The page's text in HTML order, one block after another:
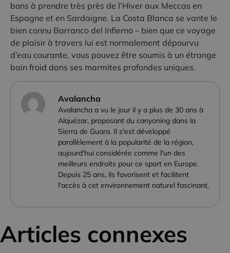
bons à prendre très près de l’Hiver aux Meccas en
Espagne et en Sardaigne. La Costa Blanca se vante le
bien connu Barranco del Infierno – bien que ce voyage
de plaisir à travers lui est normalement dépourvu
d’eau courante, vous pouvez être soumis à un étrange
bain froid dans ses marmites profondes uniques.
Avalancha
Avalancha a vu le jour il y a plus de 30 ans à
Alquézar, proposant du canyoning dans la
Sierra de Guara. Il s'est développé
parallèlement à la popularité de la région,
aujourd'hui considérée comme l'un des
meilleurs endroits pour ce sport en Europe.
Depuis 25 ans, ils favorisent et facilitent
l'accès à cet environnement naturel fascinant.
Articles connexes